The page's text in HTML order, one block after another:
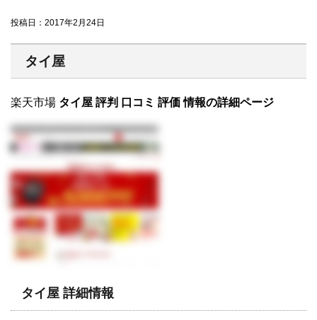
投稿日： 2017年2月24日
タイ屋
楽天市場 タイ屋 評判 口コミ 評価 情報の詳細ページ
タイ屋 詳細情報